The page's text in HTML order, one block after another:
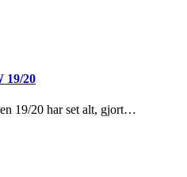
19/20
19/20 har set alt, gjort…